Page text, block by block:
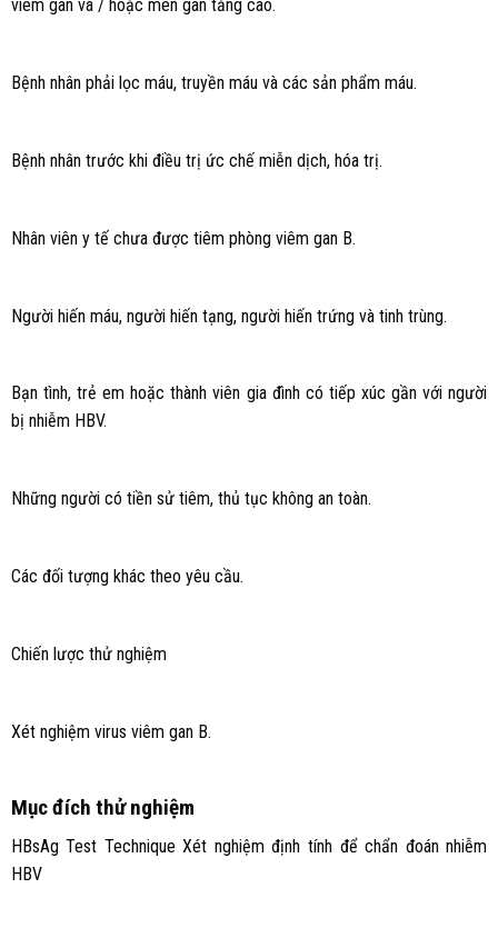
viêm gan và / hoặc men gan tăng cao.
Bệnh nhân phải lọc máu, truyền máu và các sản phẩm máu.
Bệnh nhân trước khi điều trị ức chế miễn dịch, hóa trị.
Nhân viên y tế chưa được tiêm phòng viêm gan B.
Người hiến máu, người hiến tạng, người hiến trứng và tinh trùng.
Bạn tình, trẻ em hoặc thành viên gia đình có tiếp xúc gần với người
bị nhiễm HBV.
Những người có tiền sử tiêm, thủ tục không an toàn.
Các đối tượng khác theo yêu cầu.
Chiến lược thử nghiệm
Xét nghiệm virus viêm gan B.
Mục đích thử nghiệm
HBsAg Test Technique Xét nghiệm định tính để chẩn đoán nhiễm
HBV